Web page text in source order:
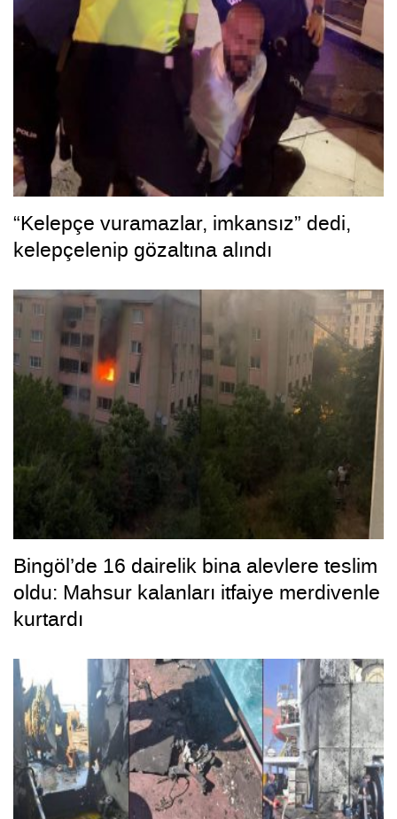
“Kelepçe vuramazlar, imkansız” dedi,
kelepçelenip gözaltına alındı
Bingöl’de 16 dairelik bina alevlere teslim
oldu: Mahsur kalanları itfaiye merdivenle
kurtardı